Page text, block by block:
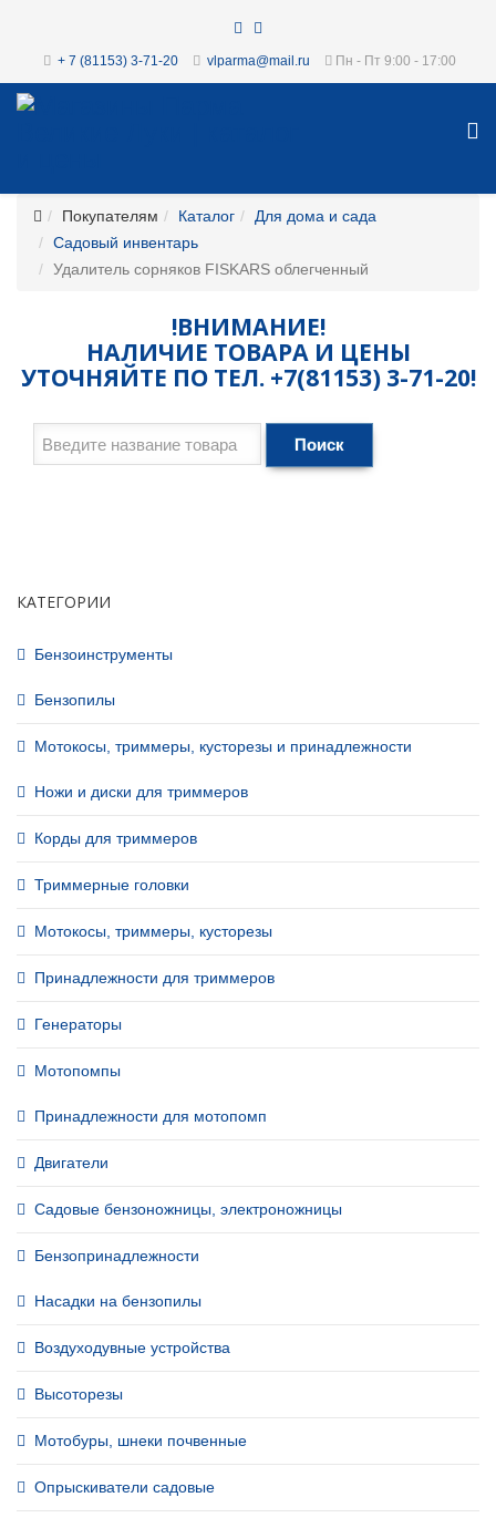
+ 7 (81153) 3-71-20 vlparma@mail.ru Пн - Пт 9:00 - 17:00
Покупателям Каталог
Для дома и сада
Садовый инвентарь
Удалитель сорняков FISKARS облегченный
!ВНИМАНИЕ!
НАЛИЧИЕ ТОВАРА И ЦЕНЫ
УТОЧНЯЙТЕ ПО ТЕЛ. +7(81153) 3-71-20!
Поиск
КАТЕГОРИИ
Бензоинструменты
Бензопилы
Мотокосы, триммеры, кусторезы и принадлежности
Ножи и диски для триммеров
Корды для триммеров
Триммерные головки
Мотокосы, триммеры, кусторезы
Принадлежности для триммеров
Генераторы
Мотопомпы
Принадлежности для мотопомп
Двигатели
Садовые бензоножницы, электроножницы
Бензопринадлежности
Насадки на бензопилы
Воздуходувные устройства
Высоторезы
Мотобуры, шнеки почвенные
Опрыскиватели садовые